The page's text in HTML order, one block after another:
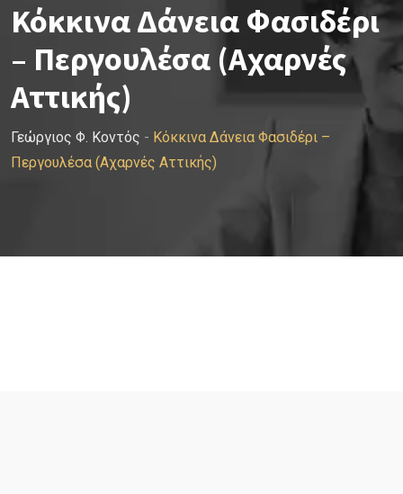
Κόκκινα Δάνεια Φασιδέρι
– Περγουλέσα (Αχαρνές
Αττικής)
Γεώργιος Φ. Κοντός - Κόκκινα Δάνεια Φασιδέρι –
Περγουλέσα (Αχαρνές Αττικής)